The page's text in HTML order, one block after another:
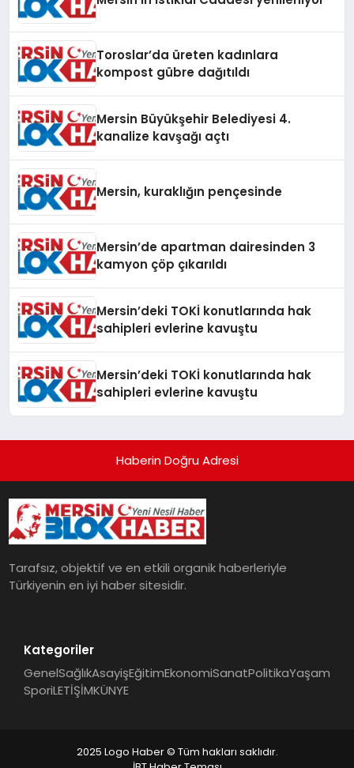
Toroslar’da üreten kadınlara
kompost gübre dağıtıldı
Mersin Büyükşehir Belediyesi 4.
kanalize kavşağı açtı
Mersin, kuraklığın pençesinde
Mersin’de apartman dairesinden 3
kamyon çöp çıkarıldı
Mersin’deki TOKİ konutlarında hak
sahipleri evlerine kavuştu
Mersin’deki TOKİ konutlarında hak
sahipleri evlerine kavuştu
Haberin Doğru Adresi
Tarafsız, objektif ve en etkili organik haberleriyle
Türkiyenin en iyi haber sitesidir.
Kategoriler
GenelSağlıkAsayişEğitimEkonomiSanatPolitikaYaşam
SporiLETİŞİMKÜNYE
2025 Logo Haber © Tüm hakları saklıdır.